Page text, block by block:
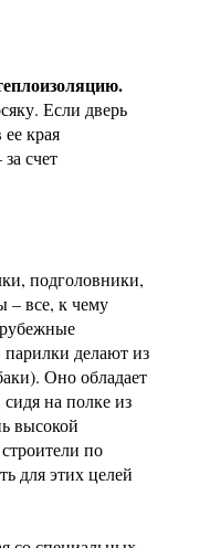
Если дверь
края
счет
подголовники,
– все, к чему
парилки делают из
Оно обладает
на полке из
высокой
по
для этих целей